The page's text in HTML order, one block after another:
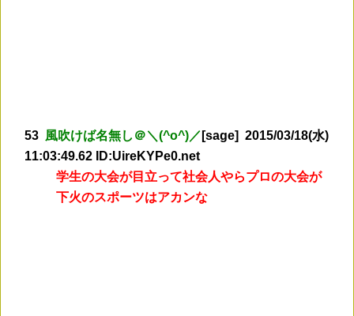
53 風吹けば名無し＠＼(^o^)／ [sage] 2015/03/18(水)
11:03:49.62 ID:UireKYPe0.net
学生の大会が目立って社会人やらプロの大会が
下火のスポーツはアカンな